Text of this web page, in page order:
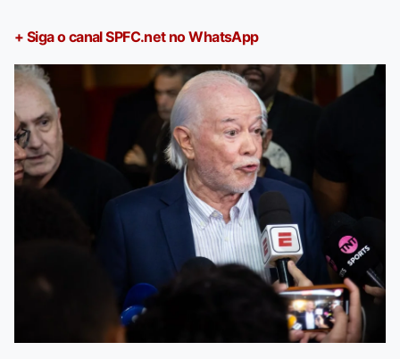
+ Siga o canal SPFC.net no WhatsApp